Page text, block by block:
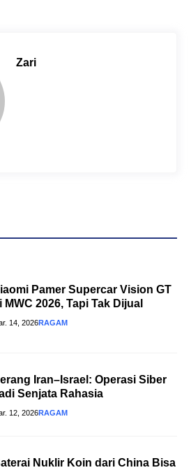
Zari
Pamer Supercar Vision GT
MWC 2026, Tapi Tak Dijual
14, 2026RAGAM
Iran–Israel: Operasi Siber
Senjata Rahasia
12, 2026RAGAM
Nuklir Koin dari China Bisa